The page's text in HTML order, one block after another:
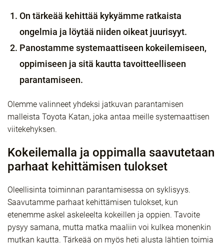
On tärkeää kehittää kykyämme ratkaista
ongelmia ja löytää niiden oikeat juurisyyt.
Panostamme systemaattiseen kokeilemiseen,
oppimiseen ja sitä kautta tavoitteelliseen
parantamiseen.
Olemme valinneet yhdeksi jatkuvan parantamisen
malleista Toyota Katan, joka antaa meille systemaattisen
viitekehyksen.
Kokeilemalla ja oppimalla saavutetaan
parhaat kehittämisen tulokset
Oleellisinta toiminnan parantamisessa on syklisyys.
Saavutamme parhaat kehittämisen tulokset, kun
etenemme askel askeleelta kokeillen ja oppien. Tavoite
pysyy samana, mutta matka maaliin voi kulkea monenkin
mutkan kautta. Tärkeää on myös heti alusta lähtien toimia